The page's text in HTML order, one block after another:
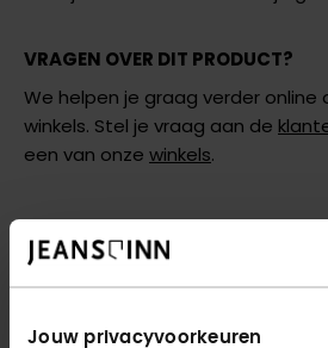
Jouw privacyvoorkeuren
VRAGEN OVER DIT PRODUCT?
We helpen je graag verder online
winkels. Stel je vraag aan de
een van onze winkels.
AANBEVOLEN VOOR